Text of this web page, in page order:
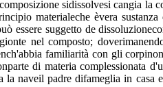
sidissolvesi cangia la
materialeche èvera
suggetto de
nel composto;
familiarità con gli
di materia complessionata
padre difameglia in casa